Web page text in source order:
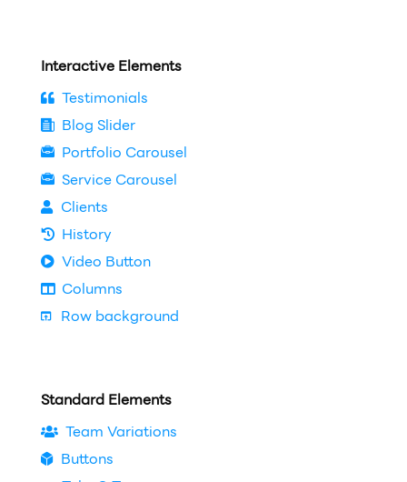
Interactive Elements
Testimonials
Blog Slider
Portfolio Carousel
Service Carousel
Clients
History
Video Button
Columns
Row background
Standard Elements
Team Variations
Buttons